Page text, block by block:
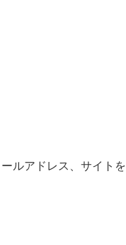
ルアドレス、サイトを